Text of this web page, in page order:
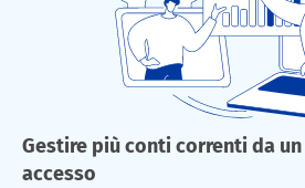
Gestire più conti correnti da
accesso